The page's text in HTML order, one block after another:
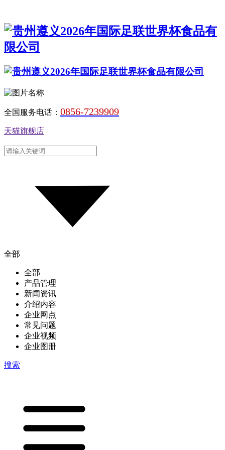
全国服务电话： 0856-7239909
天猫旗舰店
全部
全部
产品管理
新闻资讯
介绍内容
企业网点
常见问题
企业视频
企业图册
搜索